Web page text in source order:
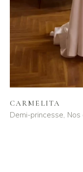
CARMELITA
Demi-princesse Nos